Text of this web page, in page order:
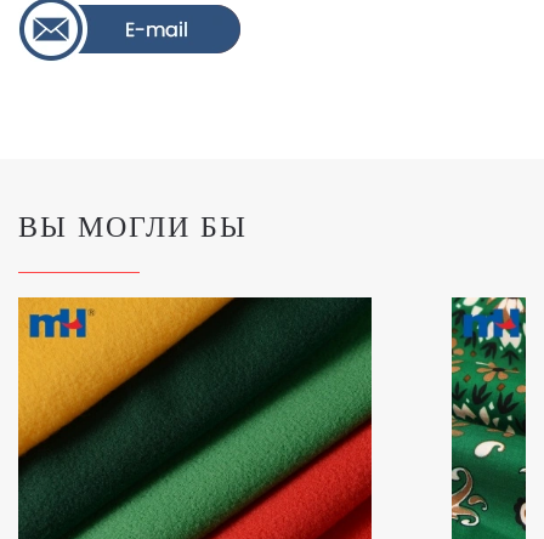
ВЫ МОГЛИ БЫ